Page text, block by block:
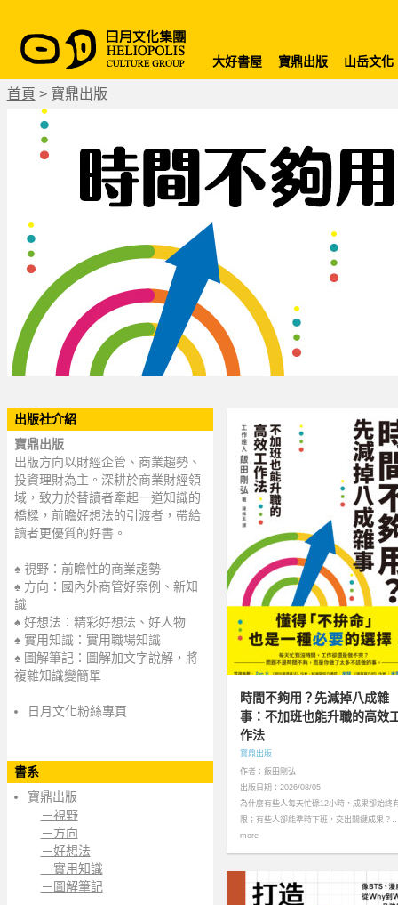
大好書屋 寶鼎出版 山岳文化
首頁 > 寶鼎出版
出版社介紹
寶鼎出版
出版方向以財經企管、商業趨勢、
投資理財為主。深耕於商業財經領
域，致力於替讀者牽起一道知識的
橋樑，前瞻好想法的引渡者，帶給
讀者更優質的好書。
♠ 視野：前瞻性的商業趨勢
♠ 方向：國內外商管好案例、新知
識
♠ 好想法：精彩好想法、好人物
♠ 實用知識：實用職場知識
♠ 圖解筆記：圖解加文字說解，將
複雜知識變簡單
日月文化粉絲專頁
書系
寶鼎出版
－視野
－方向
－好想法
－實用知識
－圖解筆記
時間不夠用？先減掉八成雜
事：不加班也能升職的高效
作法
寶鼎出版
作者：飯田剛弘
出版日期：2026/08/05
為什麼有些人每天忙碌12小時，成果卻始終
限；有些人卻能準時下班，交出關鍵成果
more